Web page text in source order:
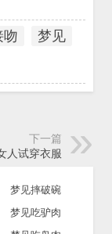
吻
梦见
下一篇
人试穿衣服
梦见摔破碗
梦见吃驴肉